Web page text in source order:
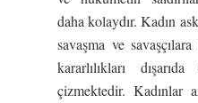
daha kolaydır. Kadın
savaşma ve
kararlılıkları
çizmektedir. Kadınlar